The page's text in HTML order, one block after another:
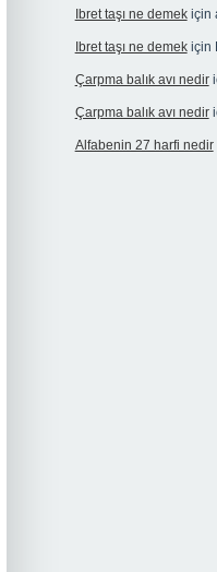
Ibret taşı ne demekiçin
Ibret taşı ne demekiçin
Çarpma balık avı nedir
Çarpma balık avı nedir
Alfabenin 27 harfi nedir